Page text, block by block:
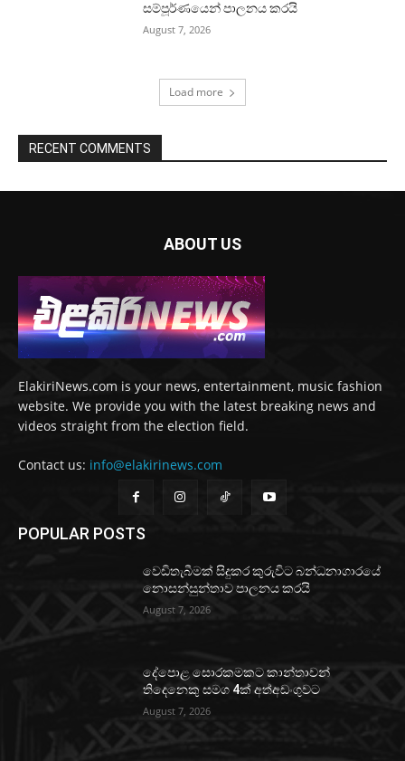
සම්පූර්ණයෙන් පාලනය කරයි
August 7, 2026
Load more
RECENT COMMENTS
ABOUT US
ElakiriNews.com is your news, entertainment, music fashion
website. We provide you with the latest breaking news and
videos straight from the election field.
Contact us: info@elakirinews.com
POPULAR POSTS
වෙඩිතැබීමක් සිදුකර කුරුවිට බන්ධනාගාරයේ
නොසන්සුන්තාව පාලනය කරයි
August 7, 2026
දේපොළ සොරකමකට කාන්තාවන්
තිදෙනෙකු සමග 4ක් අත්අඩංගුවට
August 7, 2026